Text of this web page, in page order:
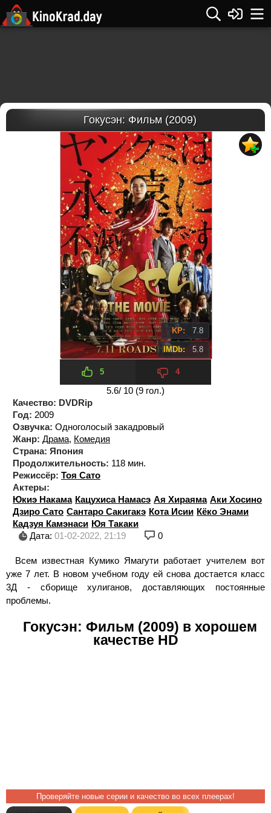
Гокусэн: Фильм (2009)
KP: 7.8
IMDb: 5.8
5 4
5.6/ 10 (9 гол.)
Качество: DVDRip
Год: 2009
Озвучка: Одноголосый закадровый
Жанр: Драма, Комедия
Страна: Япония
Продолжительность: 118 мин.
Режиссёр: Тоя Сато
Актеры:
Юкиэ Накама Кацухиса Намасэ Ая Хираяма Аки Хосино
Дзиро Сато Сантаро Сакигакэ Кота Исии Кёко Энами
Кадзуя Камэнаси Юя Такаки
Дата: 01-02-2022, 21:19 0
Всем известная Кумико Ямагути работает учителем вот
уже 7 лет. В новом учебном году ей снова достается класс
3Д - сборище хулиганов, доставляющих постоянные
проблемы.
Гокусэн: Фильм (2009) в хорошем
качестве HD
Проверяйте новые серии и качество во всех плеерах!